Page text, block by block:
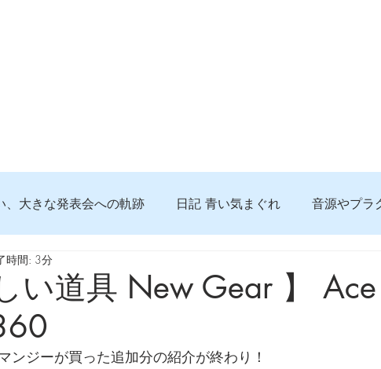
、大きな発表会への軌跡 日記 青い気まぐれ 音源やプラ
る 知っておきたいコト
モノ
い道具 New Gear 】
時間: 3分
ンジーが買った追加分の紹介が終わり！